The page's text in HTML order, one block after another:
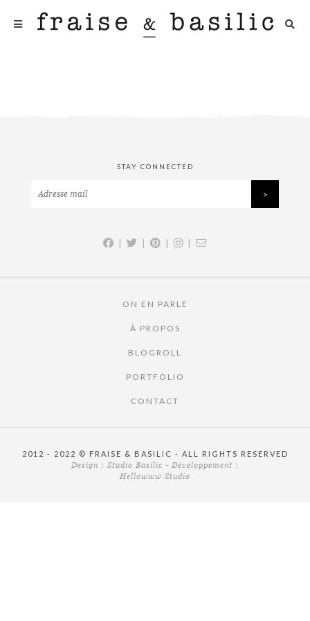
STAY CONNECTED
| | | |
ON EN PARLE
À PROPOS
BLOGROLL
PORTFOLIO
CONTACT
2012 - 2022 © FRAISE & BASILIC - ALL RIGHTS RESERVED
Design : Studio Basilic - Développement :
Hellowww Studio